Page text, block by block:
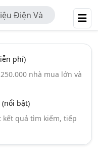
Điện Và
phí)
nhà mua lớn và
(nổi bật)
quả tìm kiếm, tiếp